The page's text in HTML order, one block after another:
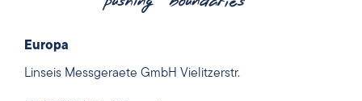
Europa
Linseis Messgeraete GmbH Vielitzerstr.